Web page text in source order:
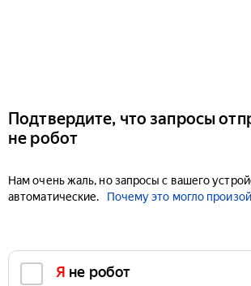
Подтвердите, что запросы
не робот
Нам очень жаль, но запросы с вашего
автоматические.
Почему это могло
Я не робот